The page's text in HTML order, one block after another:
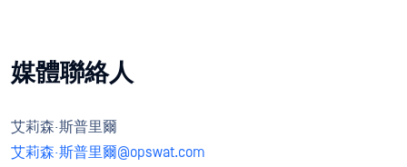
媒體聯絡人
艾莉森·斯普里爾
艾莉森·斯普里爾@opswat.com